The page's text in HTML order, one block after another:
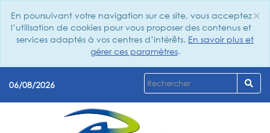
×
En poursuivant votre navigation sur ce site, vous acceptez
l’utilisation de cookies pour vous proposer des contenus et
services adaptés à vos centres d’intérêts. En savoir plus et
gérer ces paramètres.
06/08/2026